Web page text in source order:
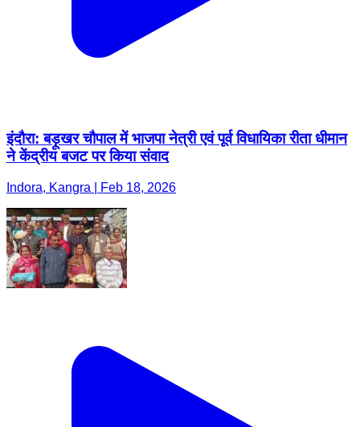
इंदौरा: बड़ूखर चौपाल में भाजपा नेत्री एवं पूर्व विधायिका रीता धीमान
ने केंद्रीय बजट पर किया संवाद
Indora, Kangra | Feb 18, 2026